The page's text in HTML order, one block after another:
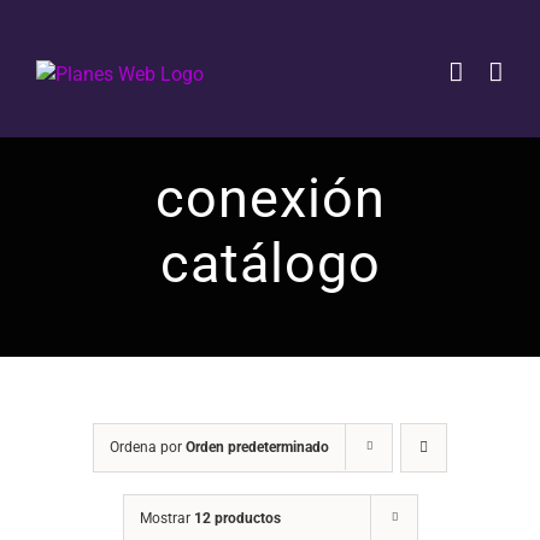
contenido
conexión
catálogo
Ordena por Orden predeterminado
Mostrar 12 productos